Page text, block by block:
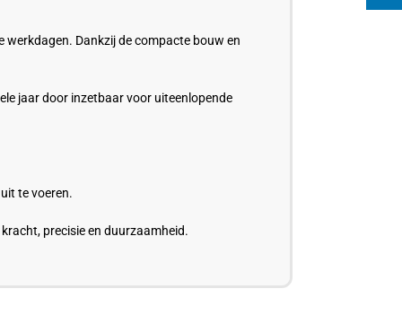
Dankzij de compacte bouw en
jaar door inzetbaar voor uiteenlopende
te voeren.
precisie en duurzaamheid.